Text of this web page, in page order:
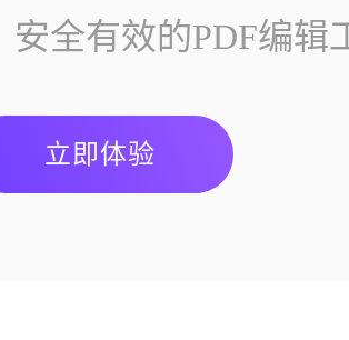
全有效的PDF编辑
立即体验